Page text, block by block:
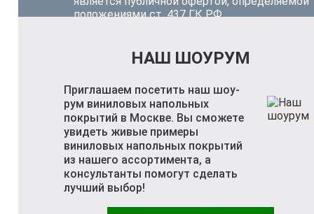
положениями ст. 437 ГК РФ.
НАШ ШОУРУМ
Приглашаем посетить наш шоу-
рум виниловых напольных
покрытий в Москве. Вы сможете
увидеть живые примеры
виниловых напольных покрытий
из нашего ассортимента, а
консультанты помогут сделать
лучший выбор!